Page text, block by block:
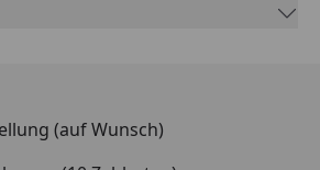
oder zur Anpassung der
(auf Wunsch)